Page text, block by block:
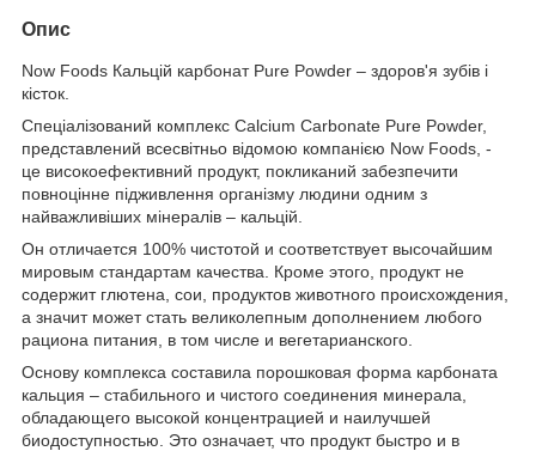
Опис
Now Foods Кальцій карбонат Pure Powder – здоров'я зубів і
кісток.
Спеціалізований комплекс Calcium Carbonate Pure Powder,
представлений всесвітньо відомою компанією Now Foods, -
це високоефективний продукт, покликаний забезпечити
повноцінне підживлення організму людини одним з
найважливіших мінералів – кальцій.
Он отличается 100% чистотой и соответствует высочайшим
мировым стандартам качества. Кроме этого, продукт не
содержит глютена, сои, продуктов животного происхождения,
а значит может стать великолепным дополнением любого
рациона питания, в том числе и вегетарианского.
Основу комплекса составила порошковая форма карбоната
кальция – стабильного и чистого соединения минерала,
обладающего высокой концентрацией и наилучшей
биодоступностью. Это означает, что продукт быстро и в